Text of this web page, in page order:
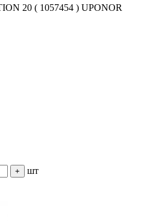
20 ( 1057454 ) UPONOR
+ шт